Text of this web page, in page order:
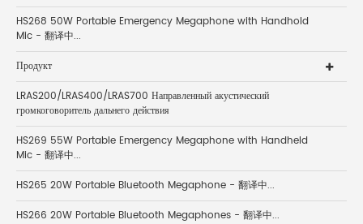
HS268 50W Portable Emergency Megaphone with Handhold
Mic - 翻译中...
Продукт
LRAS200/LRAS400/LRAS700 Направленный акустический
громкоговоритель дальнего действия
HS269 55W Portable Emergency Megaphone with Handheld
Mic - 翻译中...
HS265 20W Portable Bluetooth Megaphone - 翻译中...
HS266 20W Portable Bluetooth Megaphones - 翻译中...